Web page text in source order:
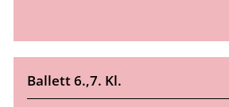
Ballett 6.,7. Kl.